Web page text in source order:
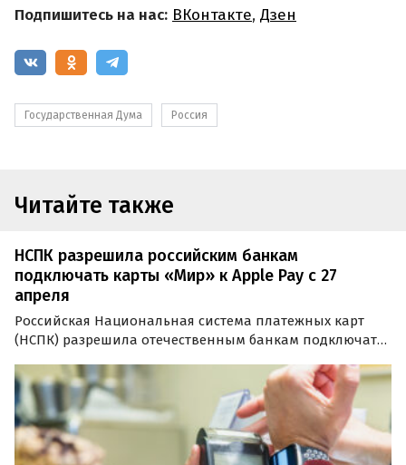
Подпишитесь на нас: ВКонтакте, Дзен
Государственная Дума Россия
Читайте также
НСПК разрешила российским банкам
подключать карты «Мир» к Apple Pay с 27
апреля
Российская Национальная система платежных карт
(НСПК) разрешила отечественным банкам подключать
платежей Apple Pay начиная с 27 апреля.